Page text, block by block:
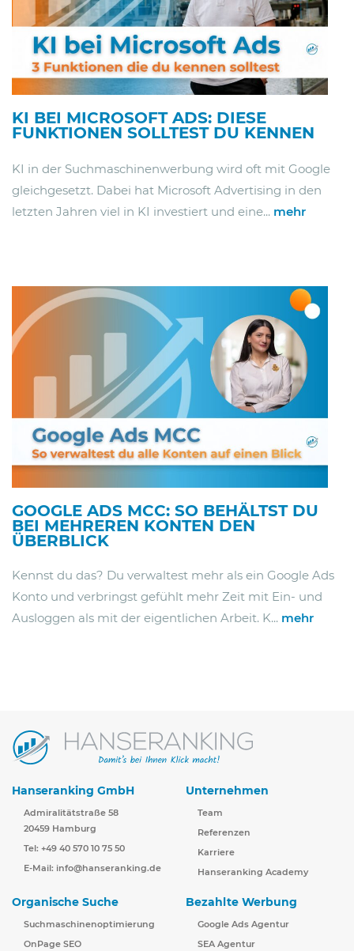
KI BEI MICROSOFT ADS: DIESE
FUNKTIONEN SOLLTEST DU KENNEN
KI in der Suchmaschinenwerbung wird oft mit Google
gleichgesetzt. Dabei hat Microsoft Advertising in den
letzten Jahren viel in KI investiert und eine... mehr
GOOGLE ADS MCC: SO BEHÄLTST DU
BEI MEHREREN KONTEN DEN
ÜBERBLICK
Kennst du das? Du verwaltest mehr als ein Google Ads
Konto und verbringst gefühlt mehr Zeit mit Ein- und
Ausloggen als mit der eigentlichen Arbeit. K... mehr
Hanseranking GmbH
Admiralitätstraße 58
20459 Hamburg
Tel: +49 40 570 10 75 50
E-Mail: info@hanseranking.de
Unternehmen
Team
Referenzen
Karriere
Hanseranking Academy
Organische Suche
Suchmaschinenoptimierung
OnPage SEO
Bezahlte Werbung
Google Ads Agentur
SEA Agentur